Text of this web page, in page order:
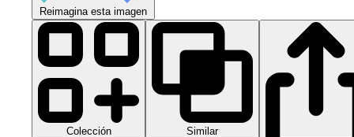
Reimagina esta imagen
Colección Similar